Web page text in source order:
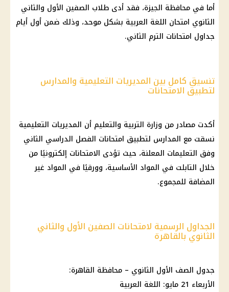
أما في محافظة الجيزة، فقد أدى طلاب الصفين الأول والثاني
الثانوي امتحان اللغة العربية بشكل موحد، وذلك ضمن أول أيام
جداول امتحانات الترم الثاني.
تنسيق كامل بين المديريات التعليمية والمدارس
لتطبيق الامتحانات
أكدت مصادر من وزارة التربية والتعليم أن المديريات التعليمية
نسقت مع المدارس لتطبيق امتحانات الفصل الدراسي الثاني
وفق التعليمات المعلنة، حيث تؤدى الامتحانات إلكترونيًا من
خلال التابلت في المواد الأساسية، وورقيًا في المواد غير
المضافة للمجموع.
الجداول الرسمية لامتحانات الصفين الأول والثاني
الثانوي بالقاهرة
جدول الصف الأول الثانوي – محافظة القاهرة:
الأربعاء 21 مايو: اللغة العربية